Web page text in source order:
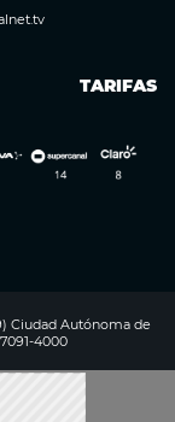
TARIFAS
Ciudad Autónoma de
4000